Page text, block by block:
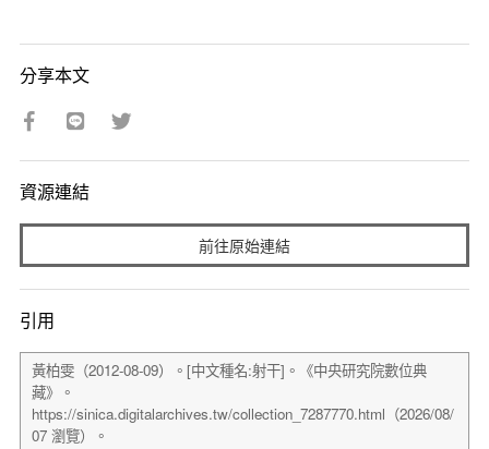
分享本文
資源連結
前往原始連結
引用